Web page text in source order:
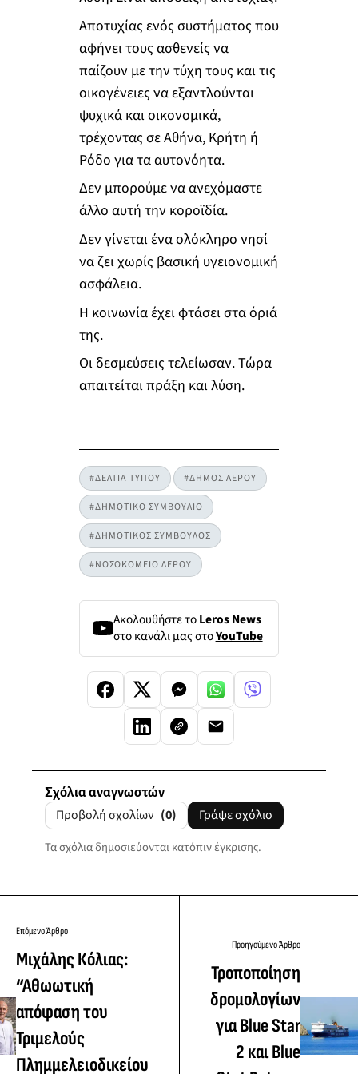
Αποτυχίας ενός συστήματος που
αφήνει τους ασθενείς να
παίζουν με την τύχη τους και τις
οικογένειες να εξαντλούνται
ψυχικά και οικονομικά,
τρέχοντας σε Αθήνα, Κρήτη ή
Ρόδο για τα αυτονόητα.
Δεν μπορούμε να ανεχόμαστε
άλλο αυτή την κοροϊδία.
Δεν γίνεται ένα ολόκληρο νησί
να ζει χωρίς βασική υγειονομική
ασφάλεια.
Η κοινωνία έχει φτάσει στα όριά
της.
Οι δεσμεύσεις τελείωσαν. Τώρα
απαιτείται πράξη και λύση.
#ΔΕΛΤΙΑ ΤΥΠΟΥ #ΔΗΜΟΣ ΛΕΡΟΥ
#ΔΗΜΟΤΙΚΟ ΣΥΜΒΟΥΛΙΟ
#ΔΗΜΟΤΙΚΟΣ ΣΥΜΒΟΥΛΟΣ
#ΝΟΣΟΚΟΜΕΙΟ ΛΕΡΟΥ
Ακολουθήστε τοLeros News
στο κανάλι μας στοYouTube
Σχόλια αναγνωστών
Προβολή σχολίων (0) Γράψε σχόλιο
Τα σχόλια δημοσιεύονται κατόπιν έγκρισης.
Επόμενο Άρθρο
Μιχάλης Κόλιας:
“Αθωωτική
απόφαση του
Τριμελούς
Πλημμελειοδικείου
Προηγούμενο Άρθρο
Τροποποίηση
δρομολογίων
για Blue Star
2 και Blue